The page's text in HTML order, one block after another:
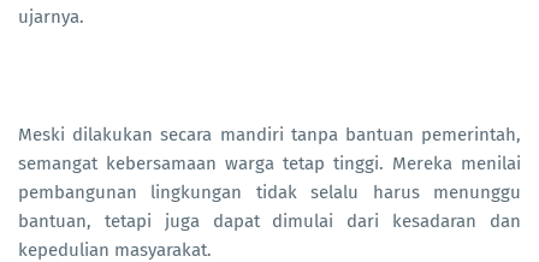
ujarnya.
Meski dilakukan secara mandiri tanpa bantuan pemerintah,
semangat kebersamaan warga tetap tinggi. Mereka menilai
pembangunan lingkungan tidak selalu harus menunggu
bantuan, tetapi juga dapat dimulai dari kesadaran dan
kepedulian masyarakat.